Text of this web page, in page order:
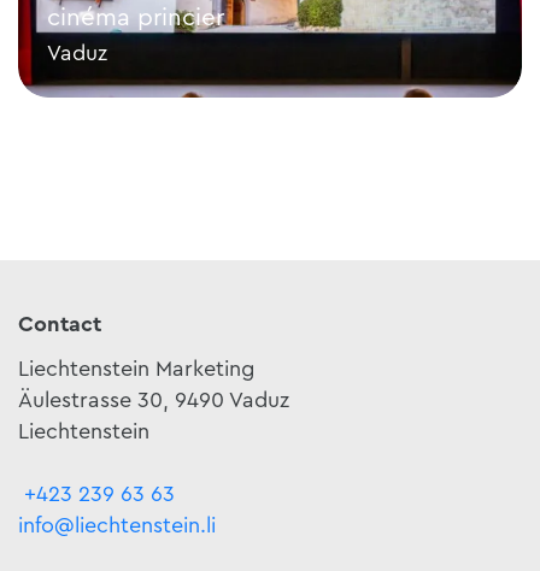
cinéma princier
Vaduz
Paquet combiné : tour de ville & cinéma princier
Contact
Liechtenstein Marketing
Äulestrasse 30, 9490 Vaduz
Liechtenstein
+423 239 63 63
info@liechtenstein.li